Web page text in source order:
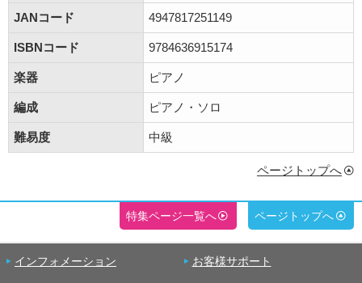
JANコード 4947817251149
ISBNコード 9784636915174
楽器 ピアノ
編成 ピアノ・ソロ
難易度 中級
ページトップへ
特集ページ一覧へ ページトップへ
インフォメーション お客様サポート